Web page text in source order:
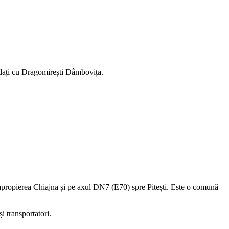
cu Dragomirești Dâmbovița.
Chiajna și pe axul DN7 (E70) spre Pitești. Este o comună
transportatori.